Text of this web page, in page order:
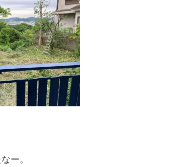
ー。